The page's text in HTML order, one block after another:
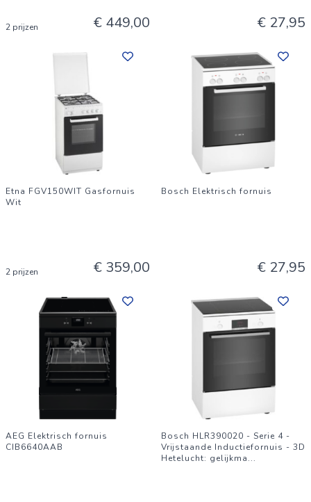
2 prijzen € 449,00 € 27,95
Etna FGV150WIT Gasfornuis
Wit
2 prijzen € 359,00
Bosch Elektrisch fornuis
€ 27,95
AEG Elektrisch fornuis
CIB6640AAB
Bosch HLR390020 - Serie 4 -
Vrijstaande Inductiefornuis - 3D
Hetelucht: gelijkma...